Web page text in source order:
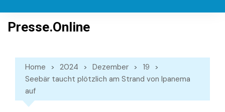
content
Presse.Online
Home 2024 Dezember
19
Seebär taucht plötzlich am Strand von Ipanema
auf